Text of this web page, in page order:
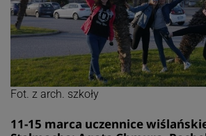
Fot. z arch. szkoły
11-15 marca uczennice